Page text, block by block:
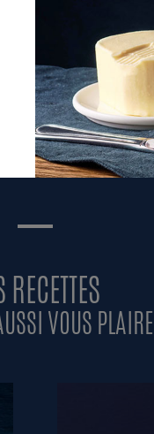
au four ventilé à
RECETTES
VOUS PLAIRE